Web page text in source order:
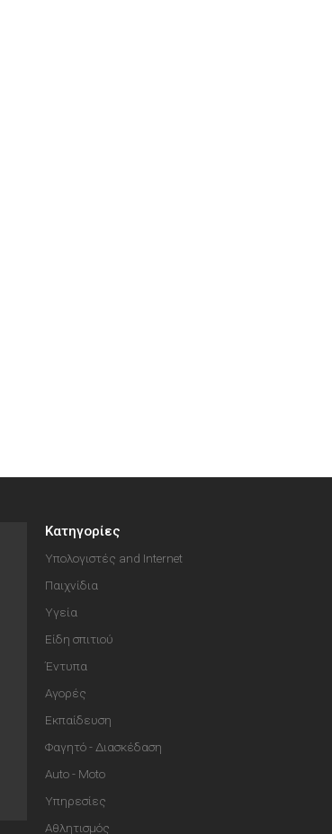
Κατηγορίες
Υπολογιστές and Internet
Παιχνίδια
Υγεία
Είδη σπιτιού
Έντυπα
Αγορές
Εκπαίδευση
Φαγητό - Διασκέδαση
Auto - Moto
Υπηρεσίες
Αθλητισμός